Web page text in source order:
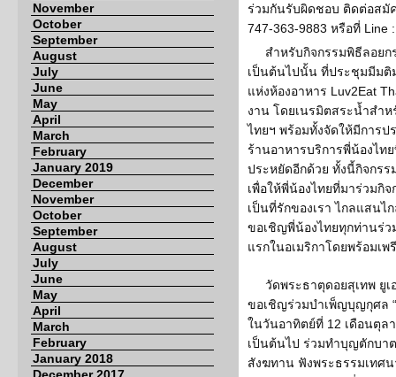
November
October
September
August
July
June
May
April
March
February
January 2019
December
November
October
September
August
July
June
May
April
March
February
January 2018
ร่วมกันรับผิดชอบ ติดต่อสมั
747-363-9883 หรือที่ Line
สำหรับกิจกรรมพิธีลอยก
เป็นต้นไปนั้น ที่ประชุมมีมติ
แห่งห้องอาหาร Luv2Eat
งาน โดยเนรมิตสระน้ำสำ
ไทยฯ พร้อมทั้งจัดให้มีการป
ร้านอาหารบริการพี่น้องไท
ประหยัดอีกด้วย ทั้งนี้กิจกร
เพื่อให้พี่น้องไทยที่มาร่วมกิ
เป็นที่รักของเรา ไกลแสนไ
ขอเชิญพี่น้องไทยทุกท่านร่ว
แรกในอเมริกาโดยพร้อมเพ
วัดพระธาตุดอยสุเทพ ยู
ขอเชิญร่วมบำเพ็ญบุญกุศล
ในวันอาทิตย์ที่ 12 เดือนตุล
เป็นต้นไป ร่วมทำบุญตักบา
สังฆทาน ฟังพระธรรมเทศ